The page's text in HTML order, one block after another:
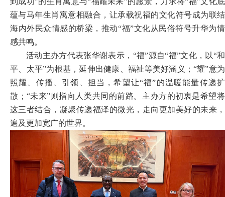
蕴与马年生肖寓意相融合，让承载祝福的文化符号成为联结
海内外民众情感的桥梁，推动“福”文化从民俗符号升华为情
感共鸣。
活动主办方代表张华谢表示， “福”源自“福”文化，以“和
平、太平”为根基，延伸出健康、福祉等美好涵义；“耀”意为
照耀、传播、引领、担当，希望让“福”的温暖能量传递扩
散；“未来”则指向人类共同的前路。 主办方的初衷是希望将
这三者结合，凝聚传递福泽的微光，走向更加美好的未来 ，
遍及更加宽广的世界。